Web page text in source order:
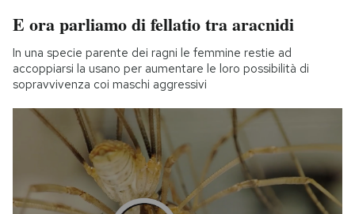
E ora parliamo di fellatio tra aracnidi
In una specie parente dei ragni le femmine restie ad
accoppiarsi la usano per aumentare le loro possibilità di
sopravvivenza coi maschi aggressivi